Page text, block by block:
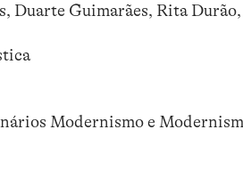
Duarte Guimarães, Rita
Modernismo e